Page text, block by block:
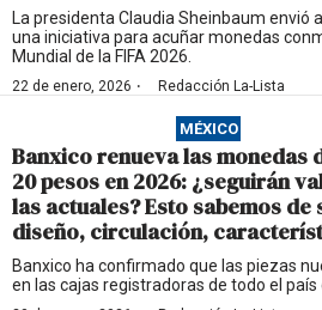
La presidenta Claudia Sheinbaum envió
una iniciativa para acuñar monedas
Mundial de la FIFA 2026.
22 de enero, 2026 · Redacción La-Lista
MÉXICO
Banxico renueva las monedas
20 pesos en 2026: ¿seguirán
las actuales? Esto sabemos de
diseño, circulación,
Banxico ha confirmado que las piezas
en las cajas registradoras de todo el